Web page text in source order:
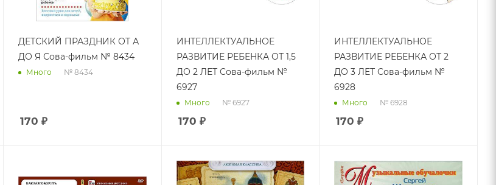
ДЕТСКИЙ ПРАЗДНИК ОТ А
ДО Я Сова-фильм № 8434
Много № 8434
170 ₽
ИНТЕЛЛЕКТУАЛЬНОЕ
РАЗВИТИЕ РЕБЕНКА ОТ 1,5
ДО 2 ЛЕТ Сова-фильм №
6927
Много № 6927
170 ₽
ИНТЕЛЛЕКТУАЛЬНОЕ
РАЗВИТИЕ РЕБЕНКА ОТ 2
ДО 3 ЛЕТ Сова-фильм №
6928
Много № 6928
170 ₽